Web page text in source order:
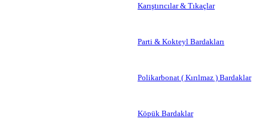
Karıştırıcılar & Tıkaçlar
Parti & Kokteyl Bardakları
Polikarbonat ( Kırılmaz ) Bardaklar
Köpük Bardaklar